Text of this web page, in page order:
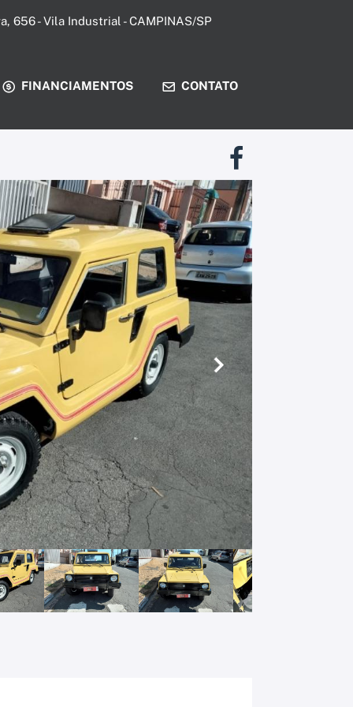
656 - Vila Industrial - CAMPINAS/SP
FINANCIAMENTOS CONTATO
Próximo